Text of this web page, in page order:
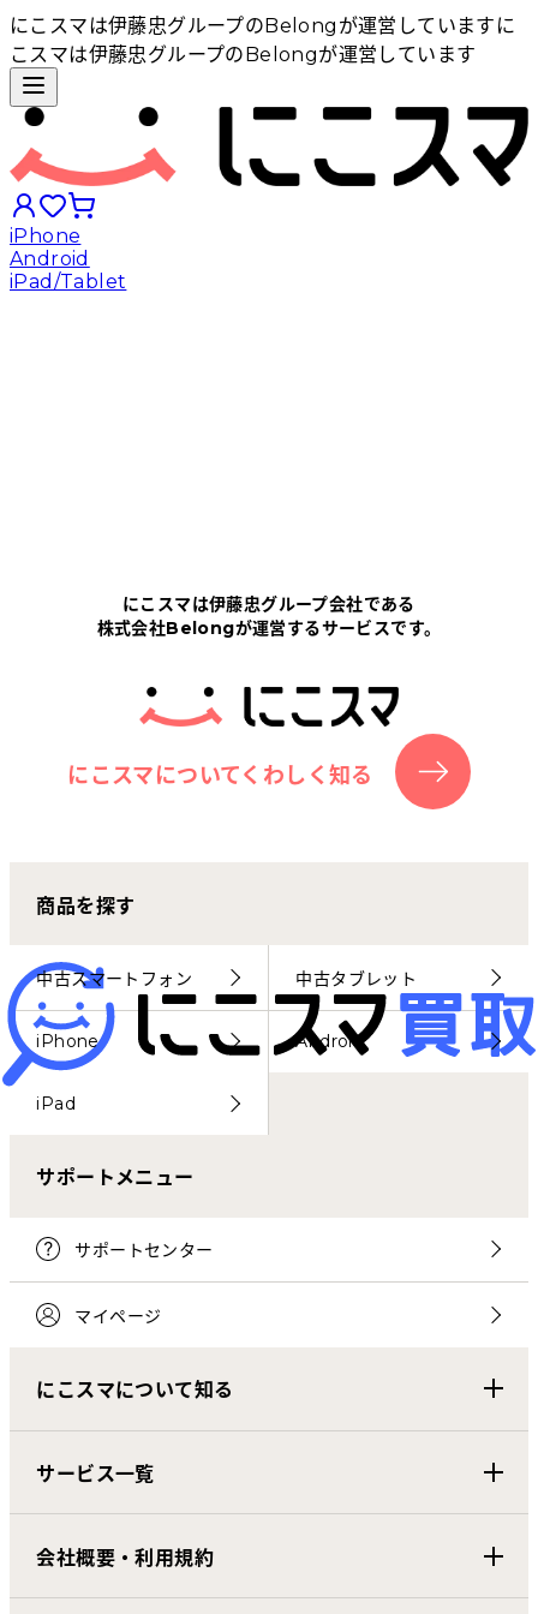
にこスマは伊藤忠グループのBelongが運営しています に
こスマは伊藤忠グループのBelongが運営しています
iPhone
Android
iPad/Tablet
にこスマについて
サポートセンター
お客さまの声
にこスマ通信
マイページ
にこスマは伊藤忠グループ会社である
株式会社Belongが運営するサービスです。
にこスマについてくわしく知る
商品を探す
中古スマートフォン 中古タブレット
iPhone Android
iPad
サポートメニュー
サポートセンター
マイページ
にこスマについて知る
サービス一覧
会社概要・利用規約